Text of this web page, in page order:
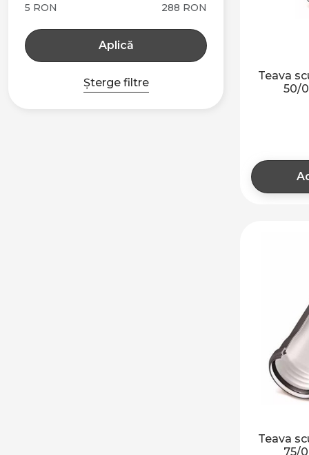
ALIMENTARE SI
COLIERE METALICE
5 RON 288 RON
Aplică
Șterge filtre
Teava
50/
Teava
75/